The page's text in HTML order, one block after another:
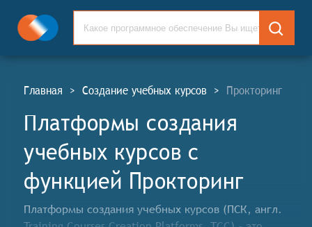
Главная > Создание учебных курсов > Прокторинг
Платформы создания
учебных курсов c
функцией Прокторинг
Платформы создания учебных курсов (ПСК, англ.